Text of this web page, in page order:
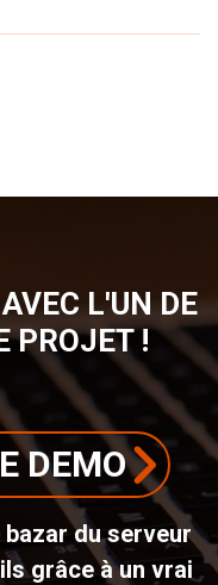
L'UN DE
PROJET !
DEMO
du serveur
grâce à un vrai